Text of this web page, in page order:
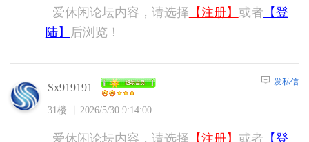
爱休闲论坛内容，请选择 【注册】 或者 【登
陆】
后浏览！
Sx919191
31楼 2026/5/30 9:14:00
发私信
爱休闲论坛内容，请选择 【注册】 或者 【登